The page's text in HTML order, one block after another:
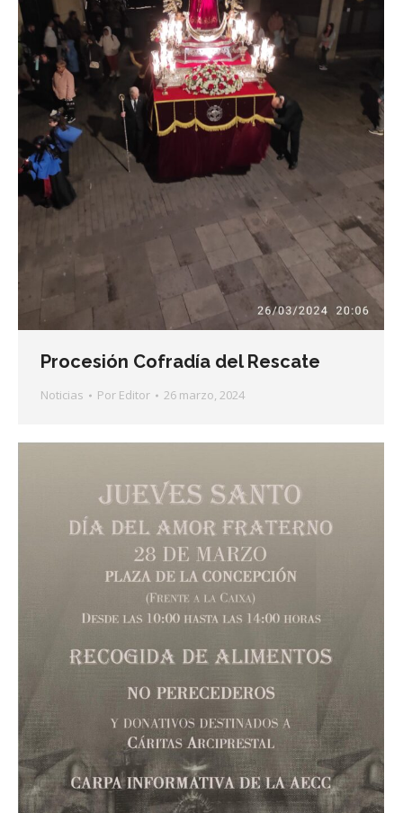
Procesión Cofradía del Rescate
Noticias Por Editor 26 marzo, 2024